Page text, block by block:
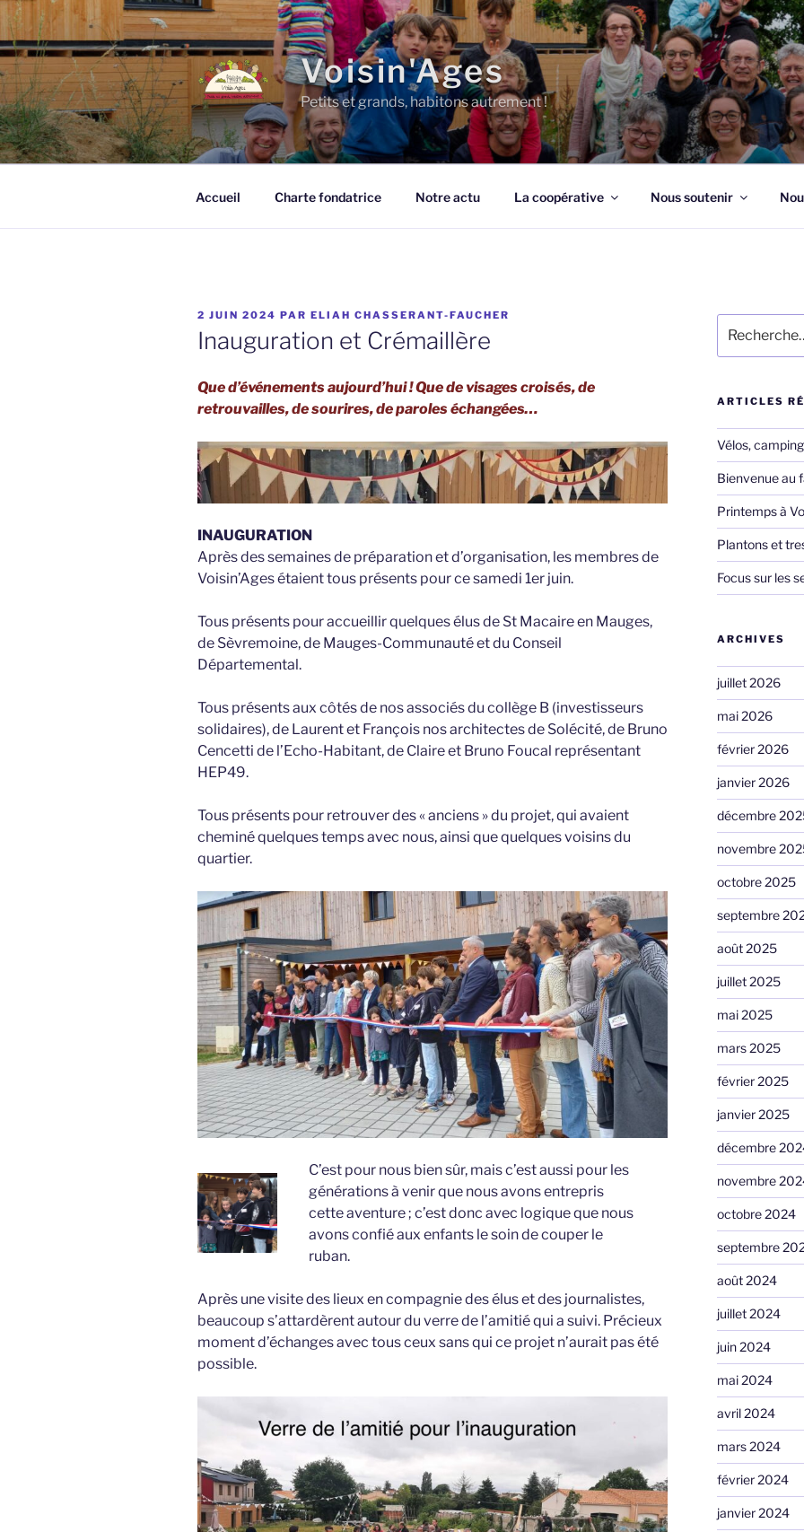
Aller
au
contenu
principal
Voisin'Ages
Petits et grands, habitons autrement !
Accueil Charte fondatrice Notre actu La coopérative Nous soutenir
PUBLIÉ
LE
2 JUIN 2024 PAR ELIAH CHASSERANT-FAUCHER
Inauguration et Crémaillère
Que d’événements aujourd’hui ! Que de visages croisés, de
retrouvailles, de sourires, de paroles échangées…
INAUGURATION
Après des semaines de préparation et d’organisation, les membres de
Voisin’Ages étaient tous présents pour ce samedi 1er juin.
Tous présents pour accueillir quelques élus de St Macaire en Mauges,
de Sèvremoine, de Mauges-Communauté et du Conseil
Départemental.
Tous présents aux côtés de nos associés du collège B (investisseurs
solidaires), de Laurent et François nos architectes de Solécité, de Bruno
Cencetti de l’Echo-Habitant, de Claire et Bruno Foucal représentant
HEP49.
Tous présents pour retrouver des « anciens » du projet, qui avaient
cheminé quelques temps avec nous, ainsi que quelques voisins du
quartier.
C’est pour nous bien sûr, mais c’est aussi pour les
générations à venir que nous avons entrepris
cette aventure ; c’est donc avec logique que nous
avons confié aux enfants le soin de couper le
ruban.
Après une visite des lieux en compagnie des élus et des journalistes,
beaucoup s’attardèrent autour du verre de l’amitié qui a suivi. Précieux
moment d’échanges avec tous ceux sans qui ce projet n’aurait pas été
possible.
pour
:
ARTICLES
Vélos,
Bienvenue au
Printemps à
Plantons et
Focus sur les
ARCHIVES
juillet 2026
mai 2026
février 2026
janvier 2026
décembre
novembre
octobre 2025
septembre
août 2025
juillet 2025
mai 2025
mars 2025
février 2025
janvier 2025
décembre
novembre
octobre 2024
septembre
août 2024
juillet 2024
juin 2024
mai 2024
avril 2024
mars 2024
février 2024
janvier 2024